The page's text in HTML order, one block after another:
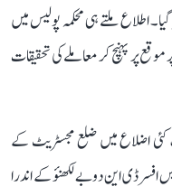
اطلاع ملتے ہی محکمہ پولیس میں
پر پہنچ کر معاملے کی تحقیقات
کئی اضلاع میں ضلع مجسٹریٹ کے
آئی اے ایس افسر ڈی این دوبے لکھنؤ کے اندرا